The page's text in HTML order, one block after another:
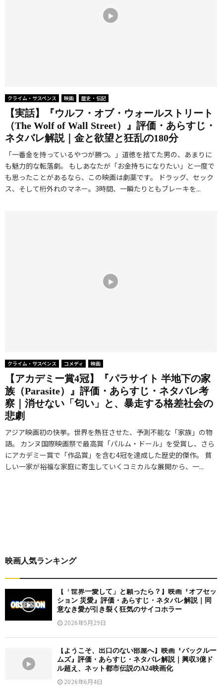
クライム・サスペンス 映画 歴史・伝記
【実話】『ウルフ・オブ・ウォールストリート
（The Wolf of Wall Street）』評価・あらすじ・
ネタバレ解説｜金と欲望と狂乱の180分
「一番金を持っているやつが勝つ。」道徳を捨てた男の、あまりに
も魅力的な転落劇。 もしあなたが「お金持ちになりたい」と一度で
も思ったことがあるなら、この映画は劇薬です。 ドラッグ、セック
ス、そして桁外れのマネー。3時間、一瞬たりともブレーキを...
クライム・サスペンス コメディ 映画
【アカデミー賞4冠】『パラサイト 半地下の家
族（Parasite）』評価・あらすじ・ネタバレ考
察｜消せない「匂い」と、暴走する格差社会の
悲劇
アジア映画初の快挙。世界を熱狂させた、予測不能な「家族」の物
語。 カンヌ国際映画祭で最高賞「パルム・ドール」を受賞し、さら
にアカデミー賞で「作品賞」を含む4冠を達成した歴史的傑作。 貧
しい一家が裕福な家庭に寄生していくコミカルな展開から、一...
映画人気ランキング
【「世界一愛して」と願ったら？】映画『オブセッ
ション 災愛』評価・あらすじ・ネタバレ解説｜同
意なき愛が引き裂く狂気のサイコホラー
2026年5月29日
【ようこそ、出口のない部屋へ】映画『バックルー
ムズ』評価・あらすじ・ネタバレ解説｜興収3億ド
ル超え、ネット都市伝説のA24映画化
2026年6月4日